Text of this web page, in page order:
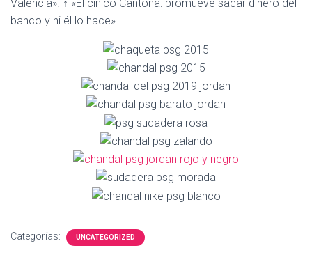
N
Valencia». ↑ «El cínico Cantona: promueve sacar dinero del
banco y ni él lo hace».
Categorías: UNCATEGORIZED